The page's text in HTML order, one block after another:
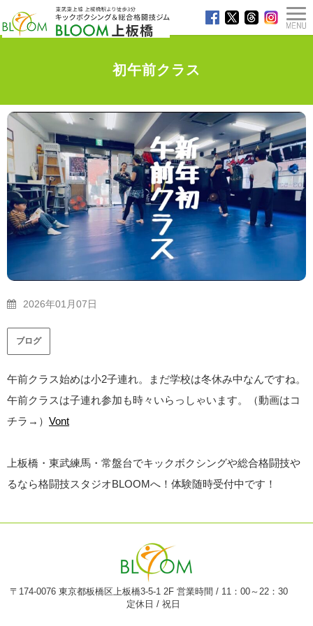
初午前クラス
TOP >ブログ 初午前クラス
2026年01月07日
ブログ
午前クラス始めは小2子連れ。まだ学校は冬休み中なんですね。
午前クラスは子連れ参加も時々いらっしゃいます。（動画はコ
チラ→） Vont
上板橋・東武練馬・常盤台でキックボクシングや総合格闘技や
るなら格闘技スタジオBLOOMへ！体験随時受付中です！
〒174-0076 東京都板橋区上板橋3-5-1 2F 営業時間 / 11：00～22：30
定休日 / 祝日